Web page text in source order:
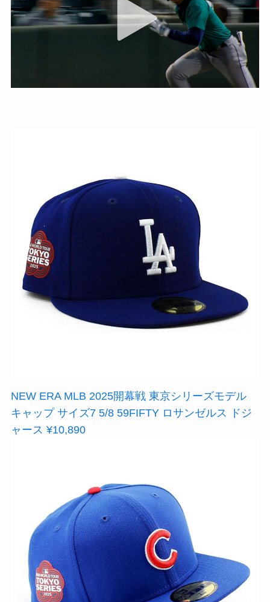
NEW ERA MLB 2025開幕戦 東京シリーズモデル
キャップ サイズ7 5/8 59FIFTY ロサンゼルス ドジ
ャース ¥10,890